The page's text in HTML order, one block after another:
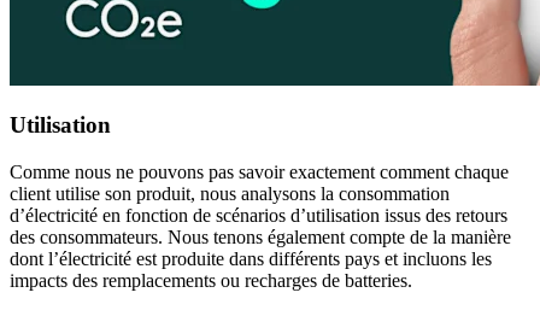
Utilisation
Comme nous ne pouvons pas savoir exactement comment chaque
client utilise son produit, nous analysons la consommation
d’électricité en fonction de scénarios d’utilisation issus des retours
des consommateurs. Nous tenons également compte de la manière
dont l’électricité est produite dans différents pays et incluons les
impacts des remplacements ou recharges de batteries.